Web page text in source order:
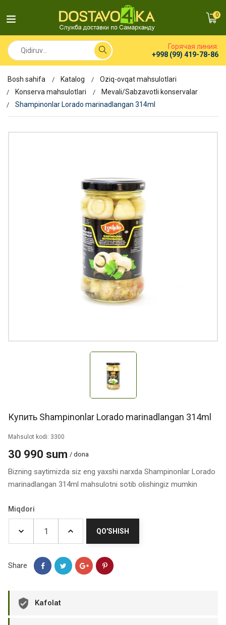
0
Горячая линия:
+998 (99) 419-78-86
Bosh sahifa Katalog
Oziq-ovqat mahsulotlari
Konserva mahsulotlari
Mevali/Sabzavotli konservalar
Shampinonlar Lorado marinadlangan 314ml
Купить Shampinonlar Lorado marinadlangan 314ml
Mahsulot kodi: 3300
30 990 sum / dona
Bizning saytimizda siz eng yaxshi narxda Shampinonlar Lorado
marinadlangan 314ml mahsulotni sotib olishingiz mumkin
Miqdori
QO'SHISH
Share
Kafolat